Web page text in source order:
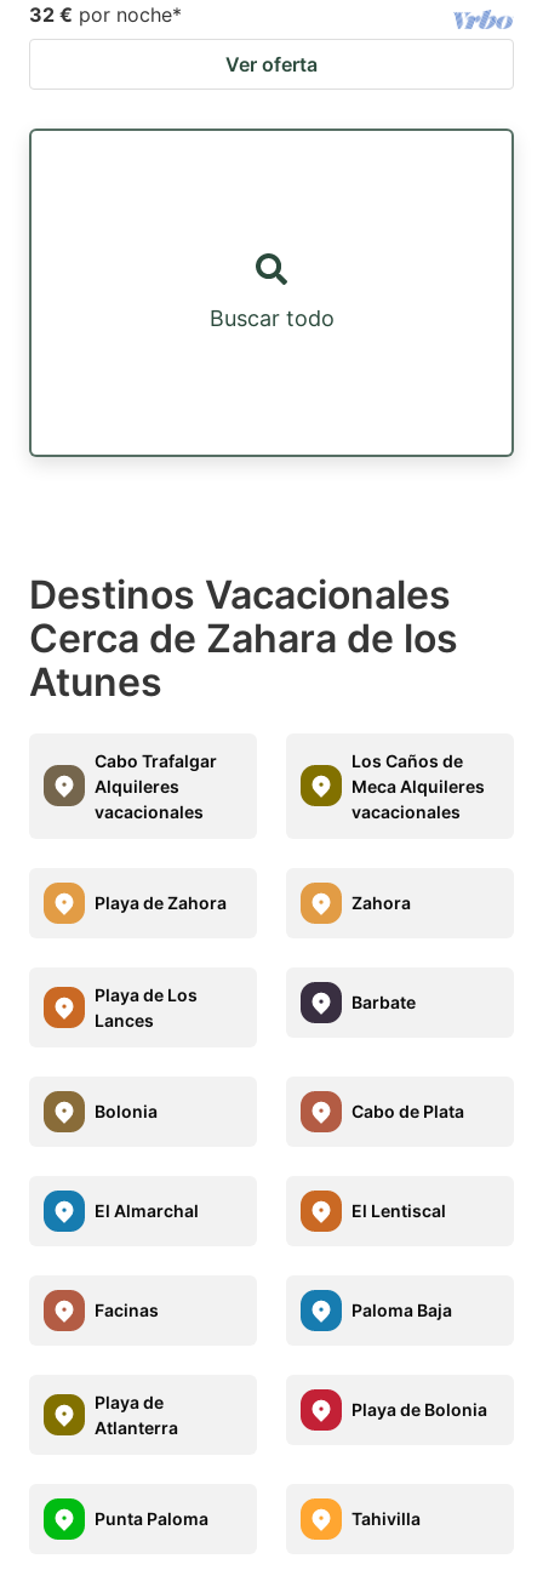
32 € por noche*
Ver oferta
Buscar todo
Destinos Vacacionales
Cerca de Zahara de los
Atunes
Cabo Trafalgar
Alquileres
vacacionales
Los Caños de
Meca Alquileres
vacacionales
Playa de Zahora Zahora
Playa de Los
Lances
Barbate
Bolonia Cabo de Plata
El Almarchal El Lentiscal
Facinas Paloma Baja
Playa de
Atlanterra
Playa de Bolonia
Punta Paloma Tahivilla